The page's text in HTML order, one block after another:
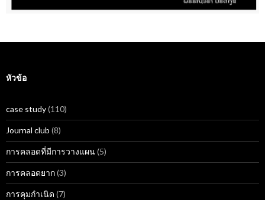
หัวข้อ
case study(110)
Journal club (8)
การคลอดที่มีการวางแผน(5)
การคลอดยาก(3)
การคุมกำเนิด (7)